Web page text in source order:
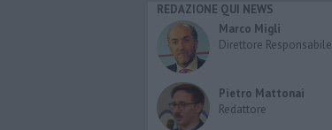
REDAZIONE QUI NEWS
Marco Migli
Direttore Responsabile
Pietro Mattonai
Redattore